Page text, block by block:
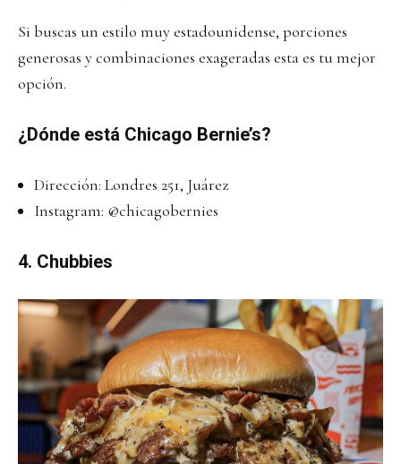
Si buscas un estilo muy estadounidense, porciones
generosas y combinaciones exageradas esta es tu mejor
opción.
¿Dónde está Chicago Bernie’s?
Dirección: Londres 251, Juárez
Instagram: @chicagobernies
4. Chubbies